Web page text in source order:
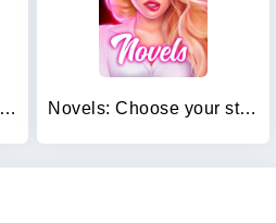
Bubble Pop Games: Shooter Cash Novels: Choose your story